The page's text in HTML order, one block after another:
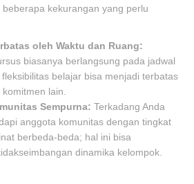
kekurangan yang perlu
oleh Waktu dan Ruang:
biasanya berlangsung pada jadwal
belajar bisa menjadi terbatas
lain.
Sempurna: Terkadang Anda
anggota komunitas dengan tingkat
berbeda-beda; hal ini bisa
dinamika kelompok.